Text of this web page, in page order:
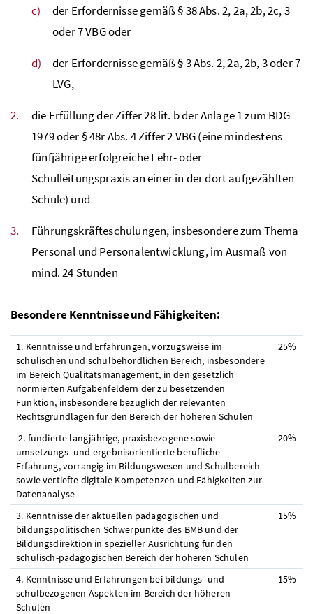
der Erfordernisse gemäß § 38Abs. 2, 2a, 2b, 2c, 3
oder 7VBGoder
der Erfordernisse gemäß § 3Abs. 2, 2a, 2b, 3 oder 7
LVG,
die Erfüllung der Ziffer 28lit. b der Anlage 1 zum BDG
1979 oder § 48rAbs. 4 Ziffer 2VBG(eine mindestens
fünfjährige erfolgreiche Lehr- oder
Schulleitungspraxis an einer in der dort aufgezählten
Schule) und
Führungskräfteschulungen, insbesondere zum Thema
Personal und Personalentwicklung, im Ausmaß von
mind. 24 Stunden
Besondere Kenntnisse und Fähigkeiten:
1. Kenntnisse und Erfahrungen, vorzugsweise im
schulischen und schulbehördlichen Bereich, insbesondere
im Bereich Qualitätsmanagement, in den gesetzlich
normierten Aufgabenfeldern der zu besetzenden
Funktion, insbesondere bezüglich der relevanten
Rechtsgrundlagen für den Bereich der höheren Schulen
25%
2. fundierte langjährige, praxisbezogene sowie
umsetzungs- und ergebnisorientierte berufliche
Erfahrung, vorrangig im Bildungswesen und Schulbereich
sowie vertiefte digitale Kompetenzen und Fähigkeiten zur
Datenanalyse
20%
3. Kenntnisse der aktuellen pädagogischen und
bildungspolitischen Schwerpunkte des BMB und der
Bildungsdirektion in spezieller Ausrichtung für den
schulisch-pädagogischen Bereich der höheren Schulen
15%
4. Kenntnisse und Erfahrungen bei bildungs- und
schulbezogenen Aspekten im Bereich der höheren
Schulen
15%